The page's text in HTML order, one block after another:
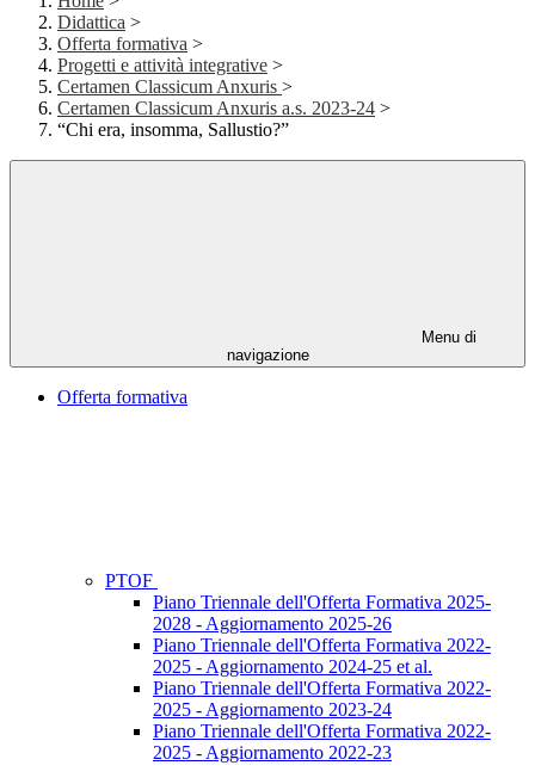
Didattica >
Offerta formativa >
Progetti e attività integrative >
Certamen Classicum Anxuris >
Certamen Classicum Anxuris a.s. 2023-24 >
“Chi era, insomma, Sallustio?”
Menu di
navigazione
Offerta formativa
PTOF
Piano Triennale dell'Offerta Formativa 2025-
2028 - Aggiornamento 2025-26
Piano Triennale dell'Offerta Formativa 2022-
2025 - Aggiornamento 2024-25 et al.
Piano Triennale dell'Offerta Formativa 2022-
2025 - Aggiornamento 2023-24
Piano Triennale dell'Offerta Formativa 2022-
2025 - Aggiornamento 2022-23